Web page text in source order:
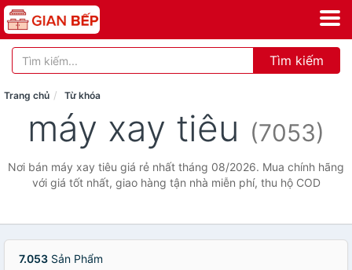
Tìm kiếm
Trang chủ Từ khóa
máy xay tiêu (7053)
Nơi bán máy xay tiêu giá rẻ nhất tháng 08/2026. Mua chính hãng
với giá tốt nhất, giao hàng tận nhà miễn phí, thu hộ COD
7.053 Sản Phẩm